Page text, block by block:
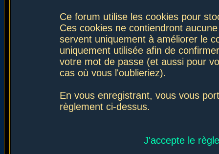
Ce forum utilise les cookies pour
Ces cookies ne contiendront
servent uniquement à améliorer le
uniquement utilisée afin de
votre mot de passe (et aussi pour
cas où vous l'oublieriez).
En vous enregistrant, vous vous
règlement ci-dessus.
J'accepte le